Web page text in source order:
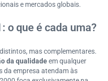
e mercados globais.
o que é cada uma?
mas complementares.
da qualidadeem qualquer
da empresa atendam às